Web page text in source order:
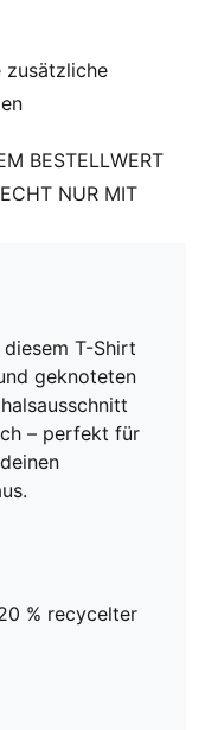
zusätzliche
BESTELLWERT
NUR MIT
T-Shirt
geknoteten
– perfekt für
% recycelter